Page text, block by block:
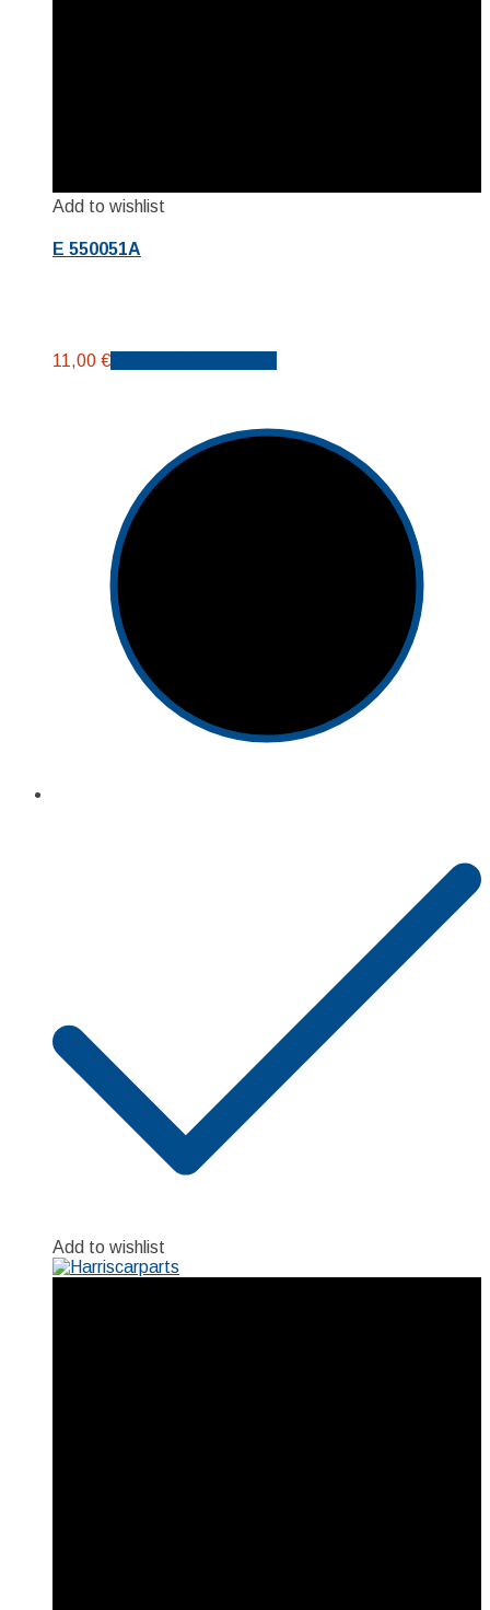
Add to wishlist
E 550051A
11,00 €
Add to wishlist